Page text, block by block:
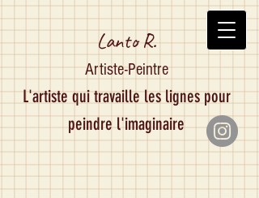
Lanto R.
Artiste-Peintre
L'artiste qui travaille les lignes pour
peindre l'imaginaire